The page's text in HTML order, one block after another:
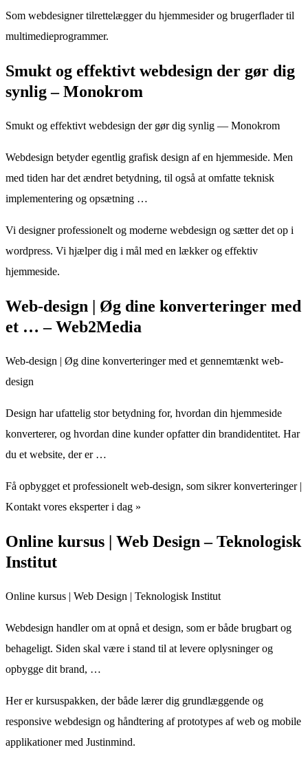
Som webdesigner tilrettelægger du hjemmesider og brugerflader til
multimedieprogrammer.
Smukt og effektivt webdesign der gør dig
synlig – Monokrom
Smukt og effektivt webdesign der gør dig synlig — Monokrom
Webdesign betyder egentlig grafisk design af en hjemmeside. Men
med tiden har det ændret betydning, til også at omfatte teknisk
implementering og opsætning …
Vi designer professionelt og moderne webdesign og sætter det op i
wordpress. Vi hjælper dig i mål med en lækker og effektiv
hjemmeside.
Web-design | Øg dine konverteringer med
et … – Web2Media
Web-design | Øg dine konverteringer med et gennemtænkt web-
design
Design har ufattelig stor betydning for, hvordan din hjemmeside
konverterer, og hvordan dine kunder opfatter din brandidentitet. Har
du et website, der er …
Få opbygget et professionelt web-design, som sikrer konverteringer |
Kontakt vores eksperter i dag »
Online kursus | Web Design – Teknologisk
Institut
Online kursus | Web Design | Teknologisk Institut
Webdesign handler om at opnå et design, som er både brugbart og
behageligt. Siden skal være i stand til at levere oplysninger og
opbygge dit brand, …
Her er kursuspakken, der både lærer dig grundlæggende og
responsive webdesign og håndtering af prototypes af web og mobile
applikationer med Justinmind.